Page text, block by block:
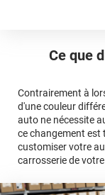
Ce que
Contrairement à
d'une couleur
auto ne nécessite
ce changement est
customiser votre
carrosserie de
avant
Multipliez ce
commerciaux
pose
Le covering
Le covering
Le covering
covering 3D